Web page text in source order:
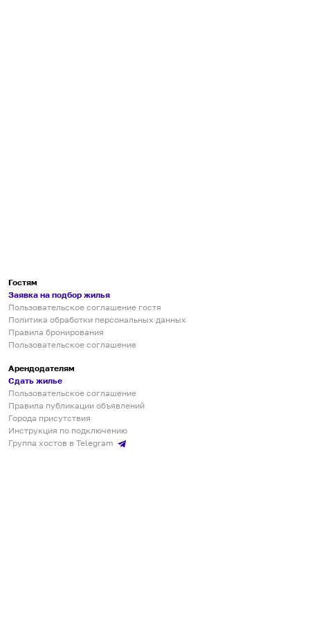
Гостям
Заявка на подбор жилья
Пользовательское соглашение гостя
Политика обработки персональных данных
Правила бронирования
Пользовательское соглашение
Арендодателям
Сдать жилье
Пользовательское соглашение
Правила публикации объявлений
Города присутствия
Инструкция по подключению
Группа хостов в Telegram